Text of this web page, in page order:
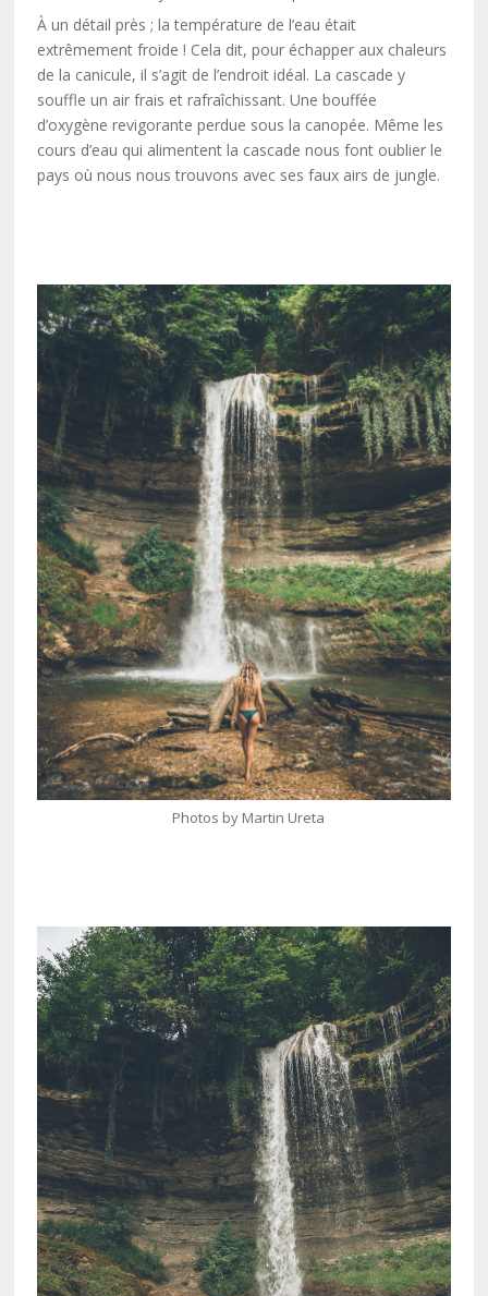
À un détail près ; la température de l’eau était
extrêmement froide ! Cela dit, pour échapper aux chaleurs
de la canicule, il s’agit de l’endroit idéal. La cascade y
souffle un air frais et rafraîchissant. Une bouffée
d’oxygène revigorante perdue sous la canopée. Même les
cours d’eau qui alimentent la cascade nous font oublier le
pays où nous nous trouvons avec ses faux airs de jungle.
Photos by Martin Ureta